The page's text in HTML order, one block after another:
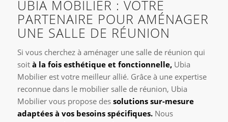
UBIA MOBILIER : VOTRE
PARTENAIRE POUR AMÉNAGER
UNE SALLE DE RÉUNION
Si vous cherchez à aménager une salle de réunion qui
soit à la fois esthétique et fonctionnelle,Ubia
Mobilier est votre meilleur allié. Grâce à une expertise
reconnue dans le mobilier salle de réunion, Ubia
Mobilier vous propose dessolutions sur-mesure
adaptées à vos besoins spécifiques.Nous